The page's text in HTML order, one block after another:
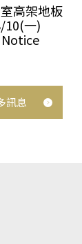
高架地板
10(一)
訊息